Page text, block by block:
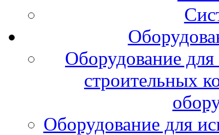
Оборудование
строительных
Оборудование для